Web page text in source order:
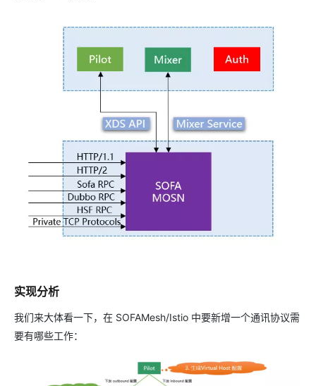
实现分析
我们来大体看一下，在 SOFAMesh/Istio 中要新增一个通讯协议需
要有哪些工作：